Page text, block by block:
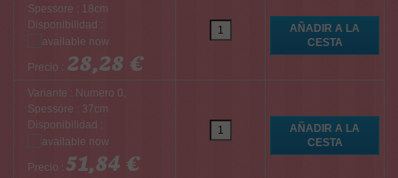
Spessore : 18cm
Disponibilidad :
Precio : 28,28 €
Variante : Numero 0,
Spessore : 37cm
Disponibilidad :
Precio : 51,84 €